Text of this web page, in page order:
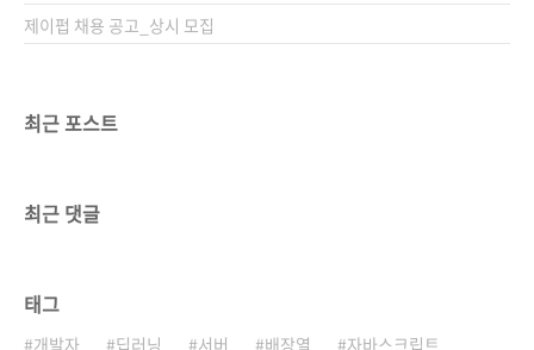
제이펍 채용 공고_상시 모집
최근 포스트
최근 댓글
태그
개발자 딥러닝 서버 배장열
자바스크립트